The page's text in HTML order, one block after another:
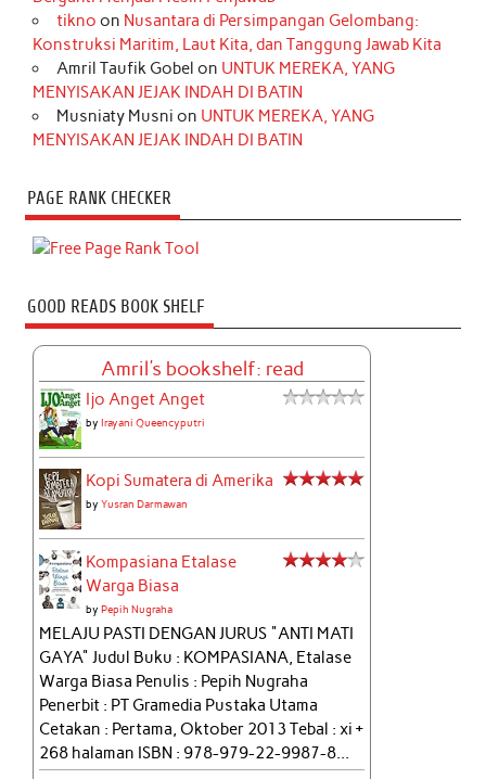
tikno on Nusantara di Persimpangan Gelombang:
Konstruksi Maritim, Laut Kita, dan Tanggung Jawab Kita
Amril Taufik Gobel on UNTUK MEREKA, YANG
MENYISAKAN JEJAK INDAH DI BATIN
Musniaty Musni on UNTUK MEREKA, YANG
MENYISAKAN JEJAK INDAH DI BATIN
PAGE RANK CHECKER
GOOD READS BOOK SHELF
Amril's bookshelf: read
Ijo Anget Anget
byIrayani Queencyputri
Kopi Sumatera di Amerika
byYusran Darmawan
Kompasiana Etalase
Warga Biasa
byPepih Nugraha
MELAJU PASTI DENGAN JURUS "ANTI MATI
GAYA" Judul Buku : KOMPASIANA, Etalase
Warga Biasa Penulis : Pepih Nugraha
Penerbit : PT Gramedia Pustaka Utama
Cetakan : Pertama, Oktober 2013 Tebal : xi +
268 halaman ISBN : 978-979-22-9987-8...